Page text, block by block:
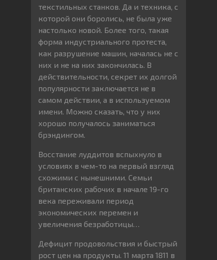
текстильных станков. Да и техника, с
которой они боролись, не была уже
настолько новой. Более того, такая
форма индустриального протеста,
как разрушение машин, началась не с
них и не на них закончилась. В
действительности, секрет их долгой
популярности заключается не в
самом действии, а в используемом
имени. Можно сказать, что у них
хорошо получалось заниматься
брэндингом.
Восстание луддитов вспыхнуло в
условиях в чем-то на первый взгляд
схожими с нынешними. Семьи
британских рабочих в начале 19-го
века переживали период
экономических перемен и
увеличения безработицы…
Дефицит продовольствия и быстрый
рост цен на продукты. 11 марта 1811 в